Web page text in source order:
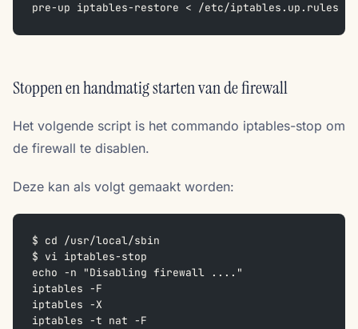
pre-up iptables-restore < /etc/iptables.up.rules
Stoppen en handmatig starten van de firewall
Het volgende script is het commando iptables-stop om
de firewall te disablen.
Deze kan als volgt gemaakt worden:
$ cd /usr/local/sbin
$ vi iptables-stop
echo -n "Disabling firewall ...."
iptables -F
iptables -X
iptables -t nat -F